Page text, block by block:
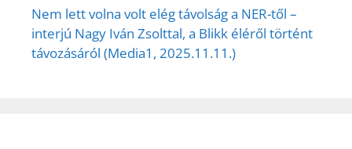
Nem lett volna volt elég távolság a NER-től –
interjú Nagy Iván Zsolttal, a Blikk éléről történt
távozásáról (Media1, 2025.11.11.)